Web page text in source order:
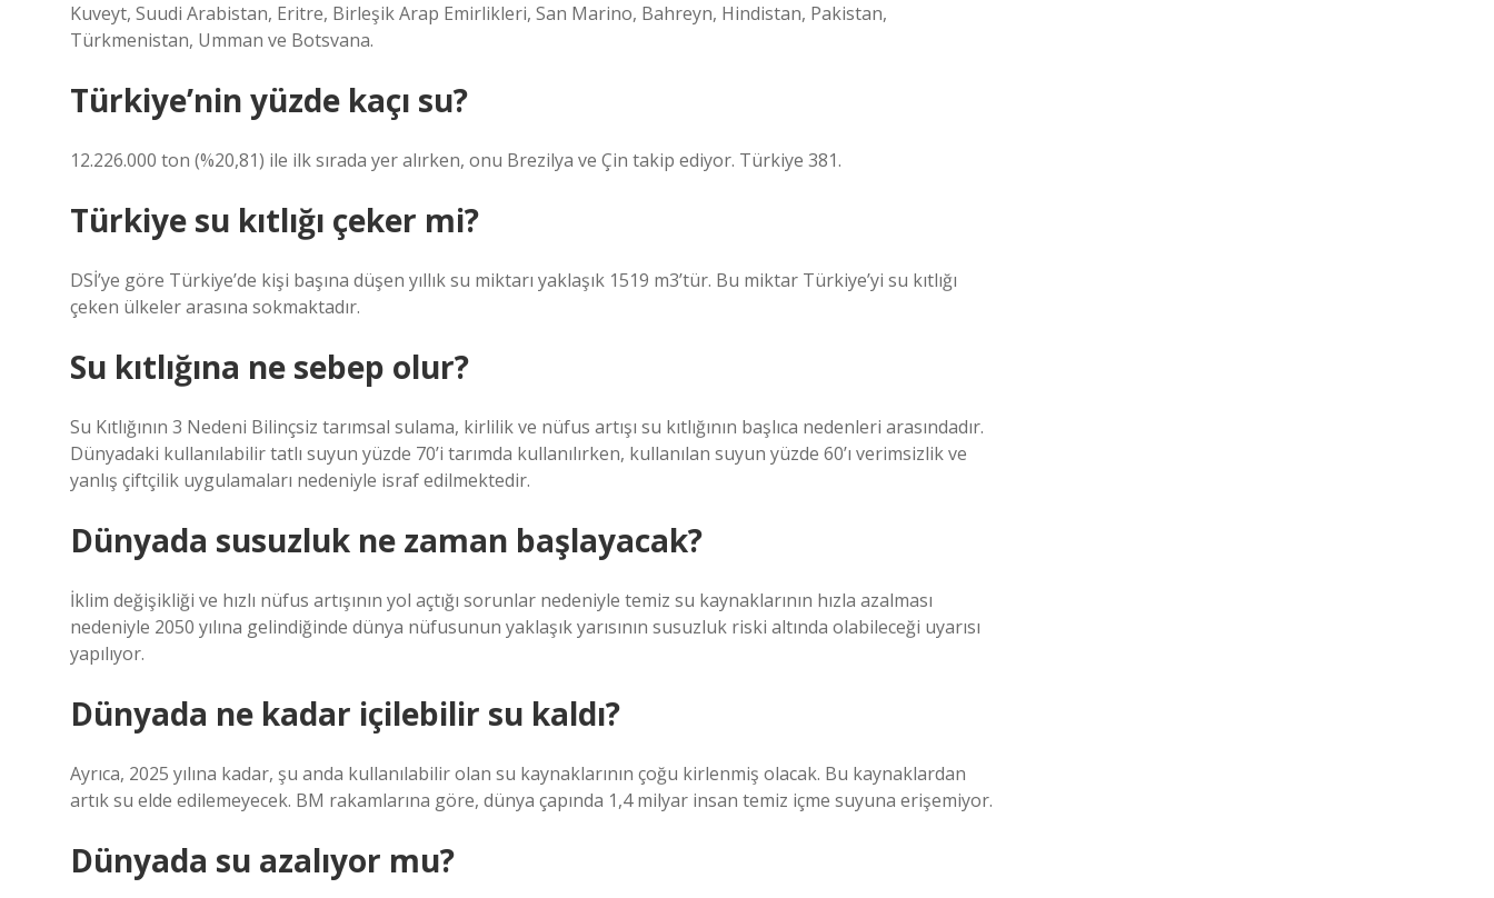
Kuveyt, Suudi Arabistan, Eritre, Birleşik Arap Emirlikleri, San Marino, Bahreyn, Hindistan, Pakistan,
Türkmenistan, Umman ve Botsvana.
Türkiye’nin yüzde kaçı su?
12.226.000 ton (%20,81) ile ilk sırada yer alırken, onu Brezilya ve Çin takip ediyor. Türkiye 381.
Türkiye su kıtlığı çeker mi?
DSİ’ye göre Türkiye’de kişi başına düşen yıllık su miktarı yaklaşık 1519 m3’tür. Bu miktar Türkiye’yi su kıtlığı
çeken ülkeler arasına sokmaktadır.
Su kıtlığına ne sebep olur?
Su Kıtlığının 3 Nedeni Bilinçsiz tarımsal sulama, kirlilik ve nüfus artışı su kıtlığının başlıca nedenleri arasındadır.
Dünyadaki kullanılabilir tatlı suyun yüzde 70’i tarımda kullanılırken, kullanılan suyun yüzde 60’ı verimsizlik ve
yanlış çiftçilik uygulamaları nedeniyle israf edilmektedir.
Dünyada susuzluk ne zaman başlayacak?
İklim değişikliği ve hızlı nüfus artışının yol açtığı sorunlar nedeniyle temiz su kaynaklarının hızla azalması
nedeniyle 2050 yılına gelindiğinde dünya nüfusunun yaklaşık yarısının susuzluk riski altında olabileceği uyarısı
yapılıyor.
Dünyada ne kadar içilebilir su kaldı?
Ayrıca, 2025 yılına kadar, şu anda kullanılabilir olan su kaynaklarının çoğu kirlenmiş olacak. Bu kaynaklardan
artık su elde edilemeyecek. BM rakamlarına göre, dünya çapında 1,4 milyar insan temiz içme suyuna erişemiyor.
Dünyada su azalıyor mu?